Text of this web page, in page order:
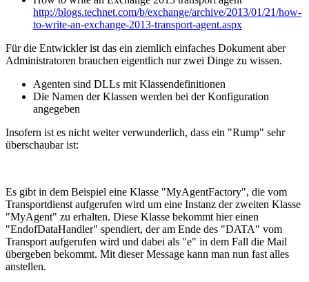
http://blogs.technet.com/b/exchange/archive/2013/01/21/how-
to-write-an-exchange-2013-transport-agent.aspx
Für die Entwickler ist das ein ziemlich einfaches Dokument aber
Administratoren brauchen eigentlich nur zwei Dinge zu wissen.
Agenten sind DLLs mit Klassendefinitionen
Die Namen der Klassen werden bei der Konfiguration
angegeben
Insofern ist es nicht weiter verwunderlich, dass ein "Rump" sehr
überschaubar ist:
Es gibt in dem Beispiel eine Klasse "MyAgentFactory", die vom
Transportdienst aufgerufen wird um eine Instanz der zweiten Klasse
"MyAgent" zu erhalten. Diese Klasse bekommt hier einen
"EndofDataHandler" spendiert, der am Ende des "DATA" vom
Transport aufgerufen wird und dabei als "e" in dem Fall die Mail
übergeben bekommt. Mit dieser Message kann man nun fast alles
anstellen.